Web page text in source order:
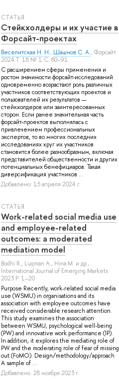
СТАТЬЯ
Стейкхолдеры и их участие в
Форсайт-проектах
Веселитская Н. Н., Шашнов С. А., Форсайт
2024 Т. 18 № 1 С. 80–91
С расширением сферы применения и
ростом значимости форсайт-исследований
одновременно возрастают роль различных
участников соответствующих проектов и
пользователей их результатов —
стейкхолдеров или заинтересованных
сторон. Если ранее значительная часть
форсайт-проектов выполнялась с
привлечением профессиональных
экспертов, то во многих последних
исследованиях круг их участников
становится более разнообразным, включая
представителей общественности и других
потенциальных бенефициаров. Такая
диверсификация участников ...
Добавлено: 15 апреля 2024 г.
СТАТЬЯ
Work-related social media use
and employee-related
outcomes: a moderated
mediation model
Bodhi R., Luqman A., Hina M. и др.,
International Journal of Emerging Markets
2023 P. 1–20
Purpose Recently, work-related social media
use (WSMU) in organisations and its
association with employee outcomes have
received considerable research attention.
This study examines the association
between WSMU, psychological well-being
(PW) and innovative work performance (IP).
In addition, it explores the mediating role of
PW and the moderating role of fear of missing
out (FoMO). Design/methodology/approach
A sample of ...
Добавлено: 28 ноября 2023 г.